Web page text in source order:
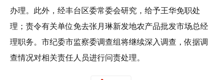
办理。此外，经丰台区委常委会研究，给予王华免职处
理；责令有关单位免去张月琳新发地农产品批发市场总经
理职务。市纪委市监察委调查组将继续深入调查，依据调
查情况对相关责任人员进行问责处理。